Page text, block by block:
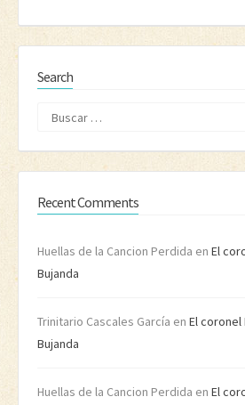
Search
Recent Comments
Huellas de la Cancion Perdida en El
Bujanda
Trinitario Cascales García en El coronel
Bujanda
Huellas de la Cancion Perdida en El